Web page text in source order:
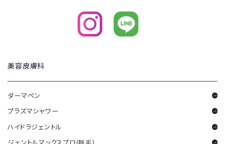
美容皮膚科
ダーマペン
プラズマシャワー
ハイドラジェントル